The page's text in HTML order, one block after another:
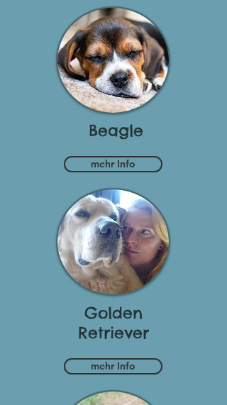
Beagle
mehr Info
Golden
Retriever
mehr Info